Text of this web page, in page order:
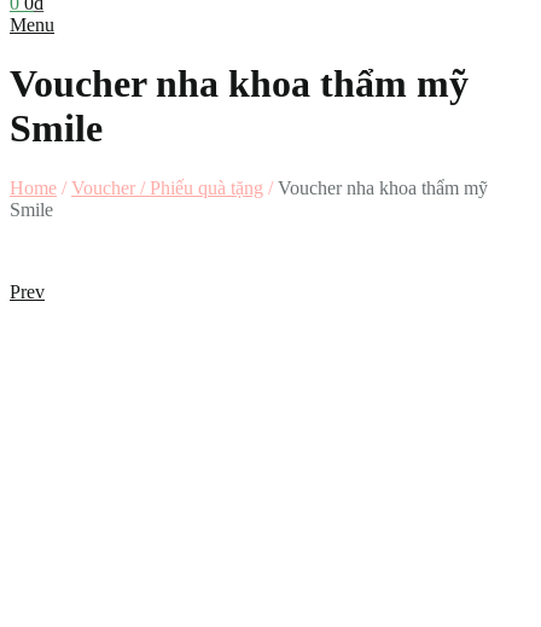
Menu
Voucher nha khoa thẩm mỹ
Smile
Home /Voucher / Phiếu quà tặng /Voucher nha khoa thẩm mỹ
Smile
Prev